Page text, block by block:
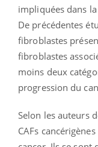
impliquées dans
De précédentes
fibroblastes
fibroblastes
moins deux
progression du
Selon les auteurs
CAFs